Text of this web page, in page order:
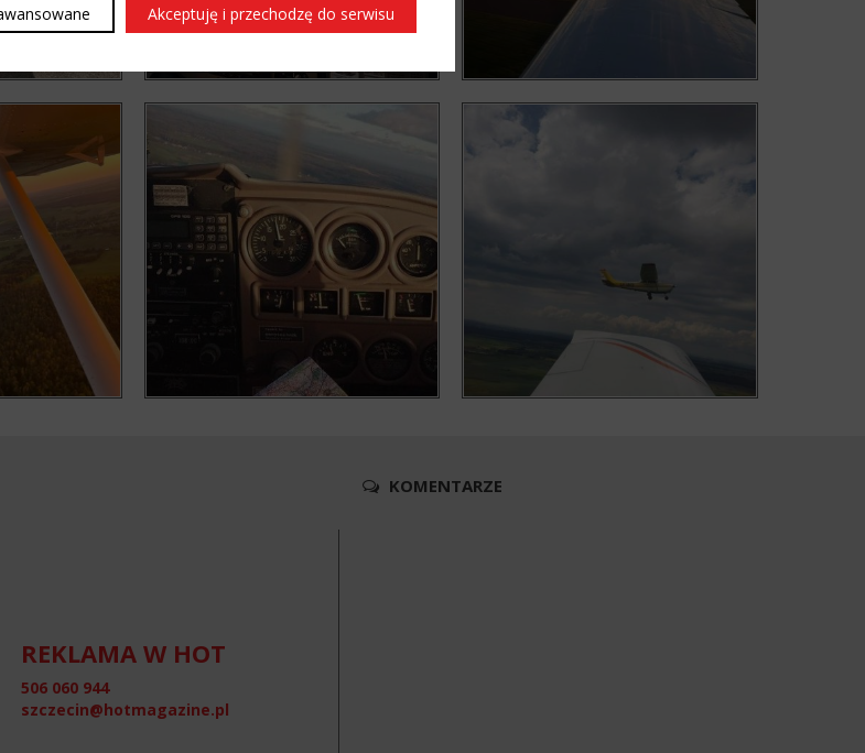
REKLAMA W HOT
506 060 944
szczecin@hotmagazine.pl
KOMENTARZE
Akceptuję i przechodzę do serwisu